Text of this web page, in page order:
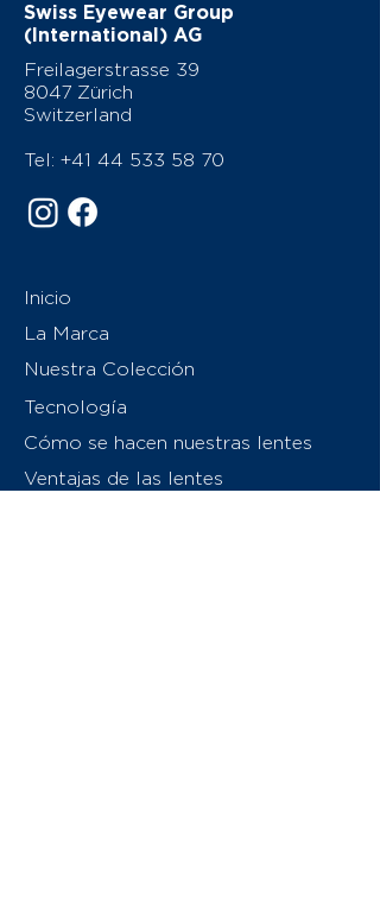
Swiss Eyewear Group
(International) AG
Freilagerstrasse 39
8047 Zürich
Switzerland
Tel: +41 44 533 58 70
Inicio
La Marca
Nuestra Colección
Tecnología
Cómo se hacen nuestras lentes
Ventajas de las lentes